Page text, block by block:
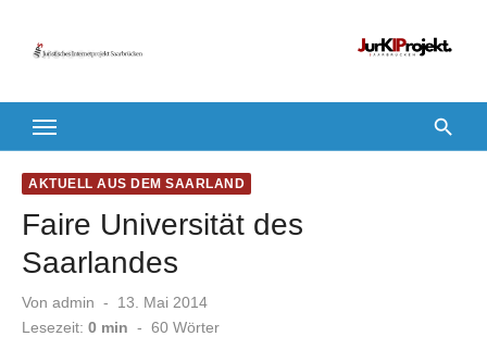
Inhalt
AKTUELL AUS DEM SAARLAND
Faire Universität des
Saarlandes
Von admin
Veröffentlicht
am
13. Mai 2014
Lesezeit: 0 min - 60 Wörter